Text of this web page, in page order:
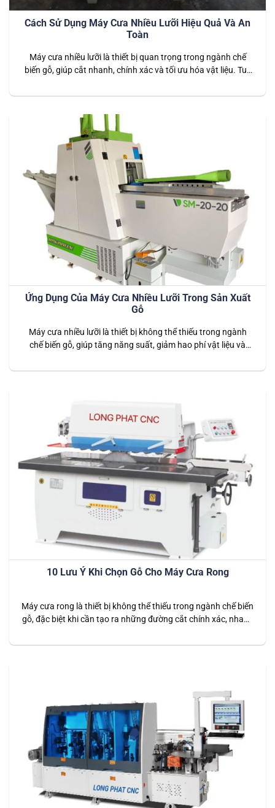
Cách Sử Dụng Máy Cưa Nhiều Lưỡi Hiệu Quả Và An
Toàn
Máy cưa nhiều lưỡi là thiết bị quan trọng trong ngành chế
biến gỗ, giúp cắt nhanh, chính xác và tối ưu hóa vật liệu. Tuy
người dùng cần tuân thủ các quy trình sử dụng đúng cách.
Ứng Dụng Của Máy Cưa Nhiều Lưỡi Trong Sản Xuất
Gỗ
Máy cưa nhiều lưỡi là thiết bị không thể thiếu trong ngành
chế biến gỗ, giúp tăng năng suất, giảm hao phí vật liệu và
cung cấp Máy cưa nhiều lưỡi chất lượng cao, đáp ứng mọi
10 Lưu Ý Khi Chọn Gỗ Cho Máy Cưa Rong
Máy cưa rong là thiết bị không thể thiếu trong ngành chế biến
gỗ, đặc biệt khi cần tạo ra những đường cắt chính xác, nhanh
dụng, việc lựa chọn loại gỗ phù hợp với máy cưa rong là điều